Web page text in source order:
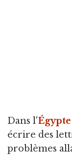
Dans l'
écrire des
problèmes